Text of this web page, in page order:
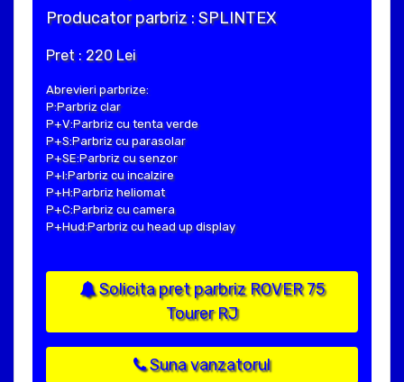
Producator parbriz : SPLINTEX
Pret : 220 Lei
Abrevieri parbrize:
P:Parbriz clar
P+V:Parbriz cu tenta verde
P+S:Parbriz cu parasolar
P+SE:Parbriz cu senzor
P+I:Parbriz cu incalzire
P+H:Parbriz heliomat
P+C:Parbriz cu camera
P+Hud:Parbriz cu head up display
Solicita pret parbriz ROVER 75
Tourer RJ
Suna vanzatorul